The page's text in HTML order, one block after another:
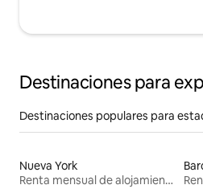
Destinaciones para
Destinaciones populares para
Nueva York
Renta mensual de alojamientos